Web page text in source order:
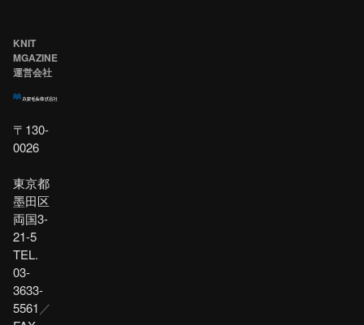
KNIT
MGAZINE
運営会社
〒130-
0026
東京都
墨田区
両国3-
21-5
TEL.
03-
3633-
5561 ／